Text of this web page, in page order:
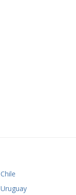
Chile
Uruguay